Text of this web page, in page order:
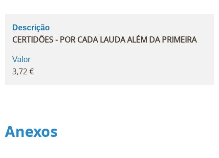
Descrição
CERTIDÕES - POR CADA LAUDA ALÉM DA PRIMEIRA
Valor
3,72 €
Anexos